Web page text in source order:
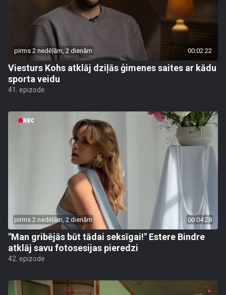
pirms 2 nedēļām, 2 dienām 00:02:22
Viesturs Kohs atklāj dziļās ģimenes saites ar kādu
sporta veidu
41. epizode
pirms 2 nedēļām, 2 dienām 00:04:28
"Man gribējās būt tādai seksīgai!" Estere Bindre
atklāj savu fotosesijas pieredzi
42. epizode